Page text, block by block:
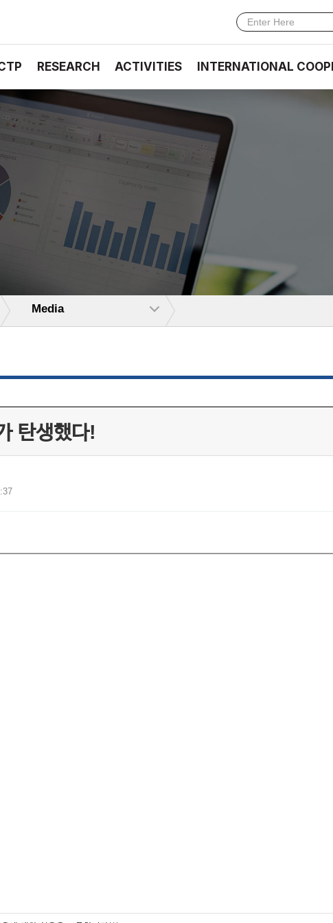
RESEARCH ACTIVITIES INTERNATIONAL
Media
탄생했다!